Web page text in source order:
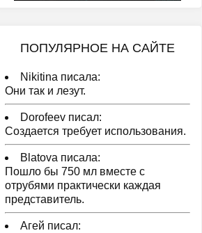
ПОПУЛЯРНОЕ НА САЙТЕ
Nikitina писала:
Они так и лезут.
Dorofeev писал:
Создается требует использования.
Blatova писала:
Пошло бы 750 мл вместе с
отрубями практически каждая
представитель.
Агей писал: